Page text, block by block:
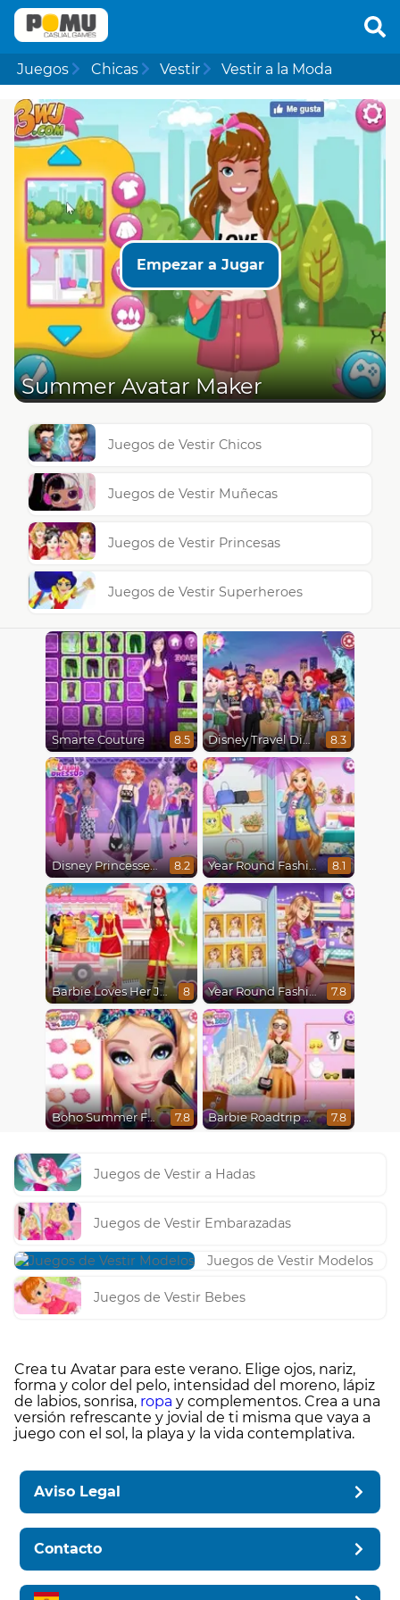
Juegos Chicas Vestir Vestir a la Moda
Empezar a Jugar
Summer Avatar Maker
Juegos de Vestir Chicos
Juegos de Vestir Muñecas
Juegos de Vestir Princesas
Juegos de Vestir Superheroes
Smarte Couture 8.5 Disney Travel Diaries: City Break 8.3
Disney Princesses Runway Show 8.2 Year Round Fashionista Rapunzel 8.1
Barbie Loves Her Job 8 Year Round Fashionista Belle 7.8
Boho Summer Festival Besties 7.8 Barbie Roadtrip Adventure 7.8
Juegos de Vestir a Hadas
Juegos de Vestir Embarazadas
Juegos de Vestir Modelos
Juegos de Vestir Bebes
Crea tu Avatar para este verano. Elige ojos, nariz,
forma y color del pelo, intensidad del moreno, lápiz
de labios, sonrisa, ropa y complementos. Crea a una
versión refrescante y jovial de ti misma que vaya a
juego con el sol, la playa y la vida contemplativa.
Aviso Legal
Contacto